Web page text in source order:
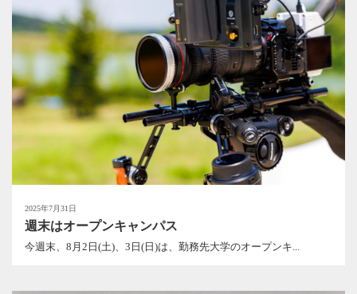
2025年7月31日
週末はオープンキャンパス
今週末、8月2日(土)、3日(日)は、勤務先大学のオープンキ...